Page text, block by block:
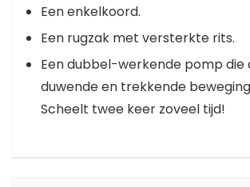
Een enkelkoord.
Een rugzak met versterkte rits.
Een dubbel-werkende pomp die
duwende en trekkende
Scheelt twee keer zoveel tijd!